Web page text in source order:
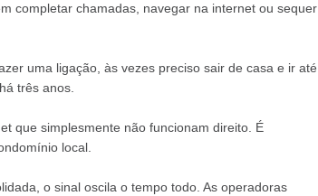
completar chamadas, navegar na internet ou sequer
uma ligação, às vezes preciso sair de casa e ir até
três anos.
que simplesmente não funcionam direito. É
local.
o sinal oscila o tempo todo. As operadoras